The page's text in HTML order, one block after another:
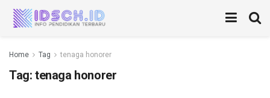
Home Tag tenaga honorer
Tag: tenaga honorer